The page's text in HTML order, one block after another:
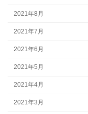
2021年8月
2021年7月
2021年6月
2021年5月
2021年4月
2021年3月